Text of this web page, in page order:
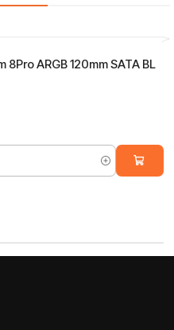
ARGB 120mm SATA BL